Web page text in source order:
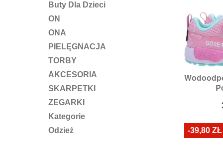
Buty Dla Dzieci
ON
ONA
PIELĘGNACJA
TORBY
AKCESORIA
SKARPETKI
ZEGARKI
Kategorie
Odzież

-39,80 ZŁ